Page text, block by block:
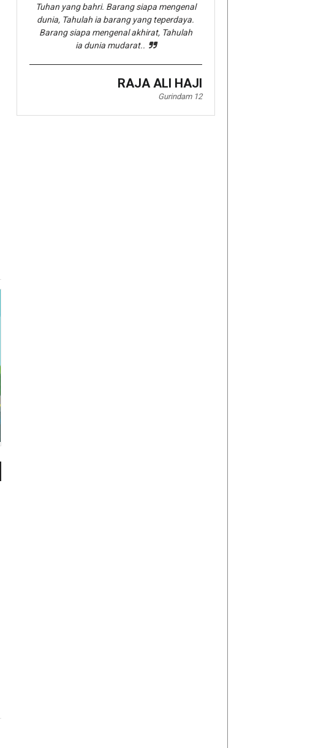
Tuhan yang bahri. Barang siapa mengenal
dunia, Tahulah ia barang yang teperdaya.
Barang siapa mengenal akhirat, Tahulah
ia dunia mudarat..
RAJA ALI HAJI
Gurindam 12